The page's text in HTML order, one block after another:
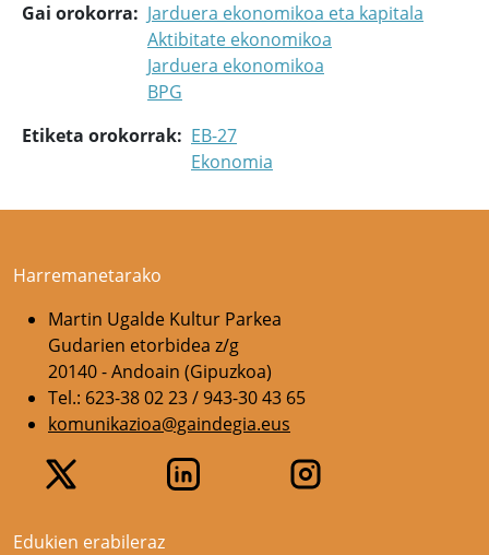
Gai orokorra
Jarduera ekonomikoa eta kapitala
Aktibitate ekonomikoa
Jarduera ekonomikoa
BPG
Etiketa orokorrak
EB-27
Ekonomia
Harremanetarako
Martin Ugalde Kultur Parkea
Gudarien etorbidea z/g
20140 - Andoain (Gipuzkoa)
Tel.: 623-38 02 23 / 943-30 43 65
komunikazioa@gaindegia.eus
Edukien erabileraz